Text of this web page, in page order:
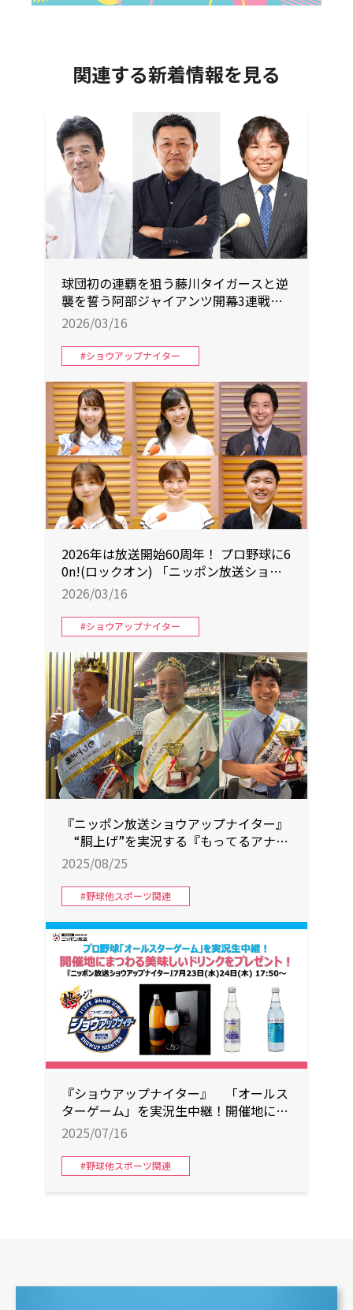
関連する新着情報を見る
球団初の連覇を狙う藤川タイガースと逆
襲を誓う阿部ジャイアンツ開幕3連戦を
実況生中継！
2026/03/16
#ショウアップナイター
2026年は放送開始60周年！ プロ野球に6
0n!(ロックオン) 「ニッポン放送ショウ
アップナイター」 2026年3月31日(火)ス
タート！ 中継全試合 完全実況生中継
2026/03/16
#ショウアップナイター
『ニッポン放送ショウアップナイター』
“胴上げ”を実況する『もってるアナウ
ンサー』は！？
2025/08/25
#野球他スポーツ関連
『ショウアップナイター』 「オールス
ターゲーム」を実況生中継！開催地にま
つわる美味しいドリンクをプレゼント！
2025/07/16
#野球他スポーツ関連